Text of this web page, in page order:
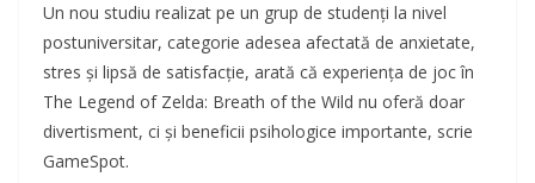
Un nou studiu realizat pe un grup de studenți la nivel
postuniversitar, categorie adesea afectată de anxietate,
stres și lipsă de satisfacție, arată că experiența de joc în
The Legend of Zelda: Breath of the Wild nu oferă doar
divertisment, ci și beneficii psihologice importante, scrie
GameSpot.